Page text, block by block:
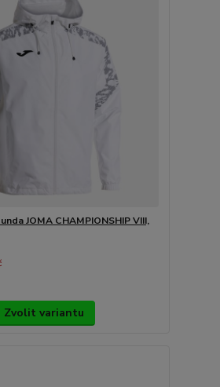
JOMA CHAMPIONSHIP VIII,
Zvolit variantu